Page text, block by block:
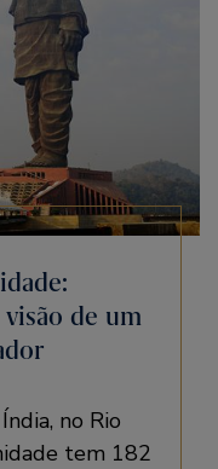
de um
no Rio
tem 182